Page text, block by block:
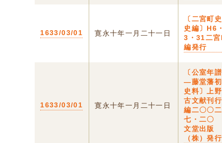
1633/03/01 寛永十年一月二十一日
〔二宮町
史編〕H6
3・31二宮
編発行
1633/03/01 寛永十年一月二十一日
〔公室年
―藤堂藩
史料〕上
古文献刊
編二〇〇
七・二〇
文堂出版
（株）発行